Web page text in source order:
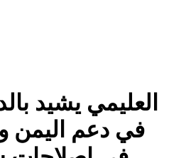
العليمي يشيد
في دعم اليمن